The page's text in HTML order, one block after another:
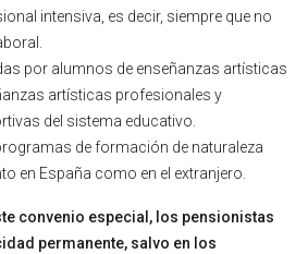
intensiva, es decir, siempre que no
por alumnos de enseñanzas artísticas
artísticas profesionales y
del sistema educativo.
de formación de naturaleza
en España como en el extranjero.
convenio especial, los pensionistas
permanente, salvo en los